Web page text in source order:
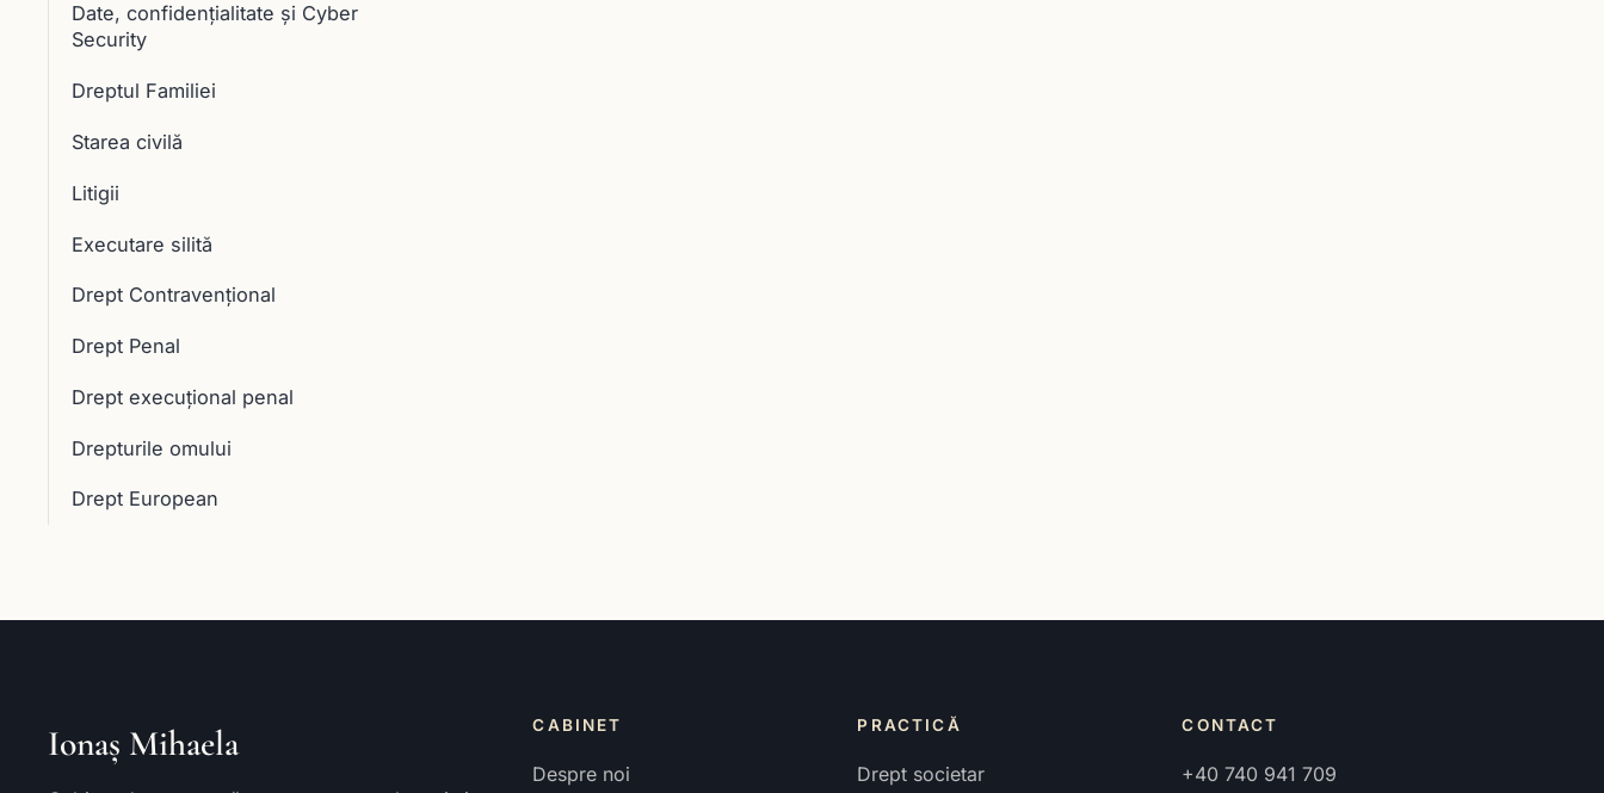
Date, confidențialitate și Cyber
Security
Dreptul Familiei
Starea civilă
Litigii
Executare silită
Drept Contravențional
Drept Penal
Drept execuţional penal
Drepturile omului
Drept European
Ionaș Mihaela CABINET
Despre noi
PRACTICĂ
Drept societar
CONTACT
+40 740 941 709